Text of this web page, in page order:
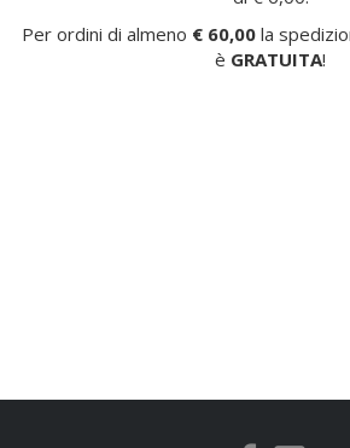
Per ordini di almeno € 60,00 la
è GRATUITA!